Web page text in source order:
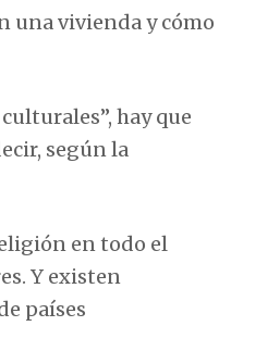
una vivienda y cómo
hay que
según la
en todo el
Y existen
países